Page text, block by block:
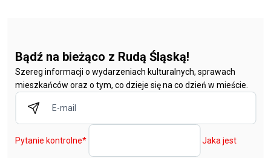
Bądź na bieżąco z Rudą Śląską!
Szereg informacji o wydarzeniach kulturalnych, sprawach
mieszkańców oraz o tym, co dzieje się na co dzień w mieście.
Pytanie kontrolne* Jaka jest